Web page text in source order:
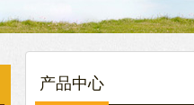
产品中心